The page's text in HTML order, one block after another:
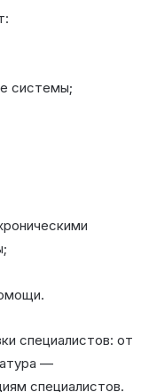
системы;
специалистов: от
—
специалистов.